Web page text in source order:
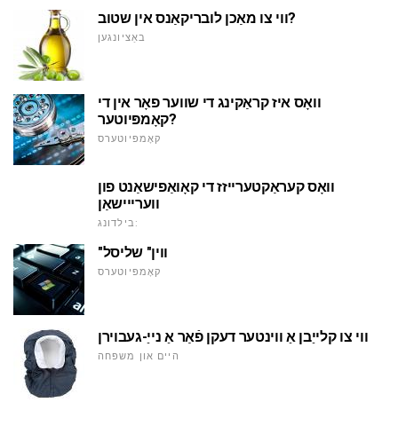
ווי צו מאַכן לובריקאַנס אין שטוב?
באַציונגען
וואָס איז קראַקינג די שווער פאָר אין די
קאָמפּיוטער?
קאָמפּיוטערס
וואָס קעראַקטערייזז די קאָואַפישאַנט פון
ווערייישאַן
בילדונג:
"ווין" שליסל
קאָמפּיוטערס
ווי צו קלייַבן אַ ווינטער דעקן פֿאַר אַ נייַ-געבוירן
היים און משפּחה